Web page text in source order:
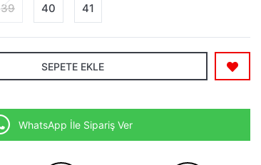
39 40 41
SEPETE EKLE
WhatsApp İle Sipariş Ver